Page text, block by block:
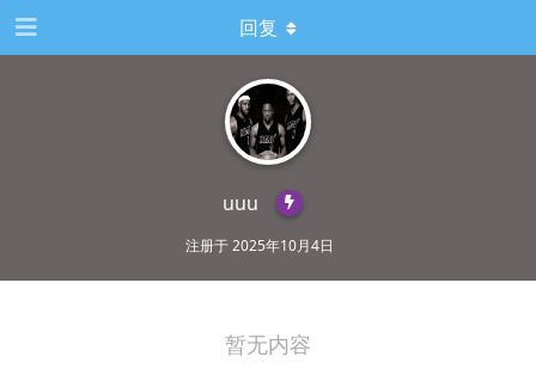
uuu
注册于2025年10月4日
回复
暂无内容